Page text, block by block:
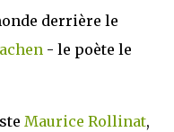
derrière le
- le poète le
Maurice Rollinat,